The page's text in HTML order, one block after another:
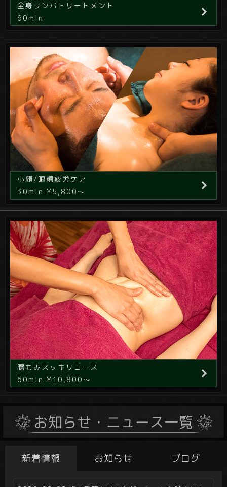
全身リンパトリートメント
60min
小顔/眼精疲労ケア
30min ¥5,800～
腸もみスッキリコース
60min ¥10,800～
新着情報 お知らせ ブログ